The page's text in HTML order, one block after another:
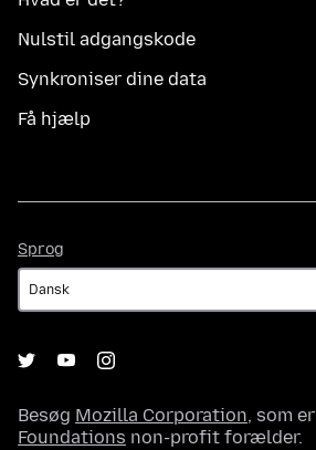
Nulstil adgangskode
Synkroniser dine data
Få hjælp
Sprog
Besøg Mozilla Corporation, som er
Foundations non-profit forælder.